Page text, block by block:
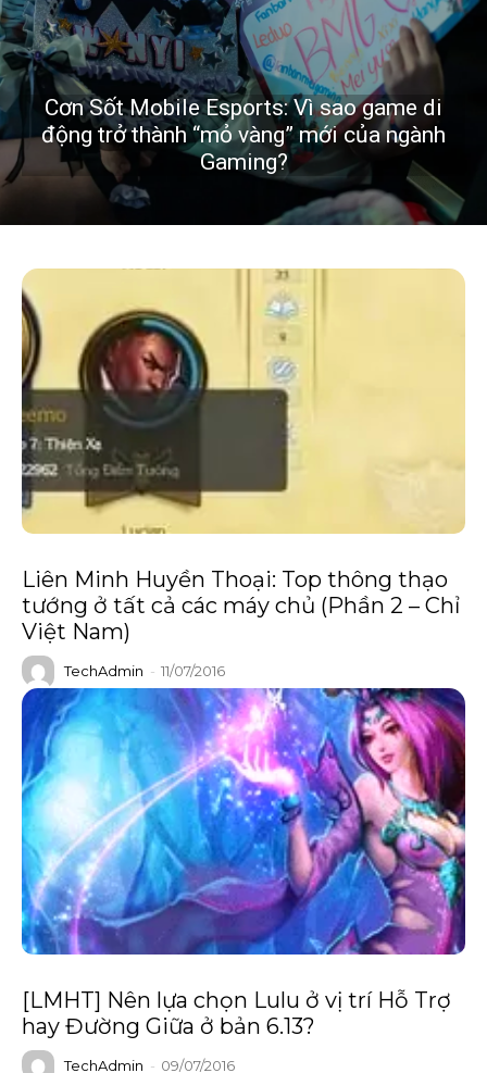
Cơn Sốt Mobile Esports: Vì sao game di
động trở thành “mỏ vàng” mới của ngành
Gaming?
Liên Minh Huyền Thoại: Top thông thạo
tướng ở tất cả các máy chủ (Phần 2 – Chỉ
Việt Nam)
TechAdmin - 11/07/2016
[LMHT] Nên lựa chọn Lulu ở vị trí Hỗ Trợ
hay Đường Giữa ở bản 6.13?
TechAdmin - 09/07/2016